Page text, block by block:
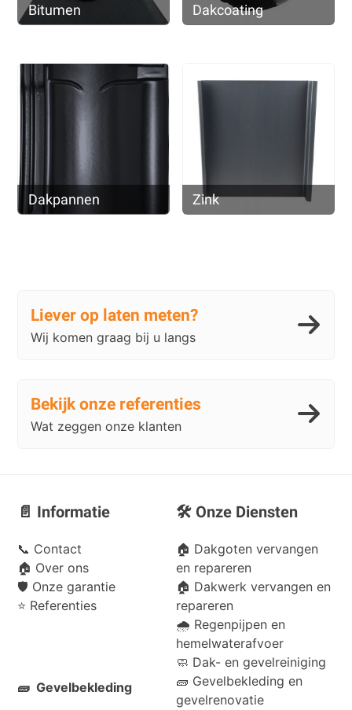
Bitumen Dakcoating
Dakpannen Zink
Liever op laten meten?
Wij komen graag bij u langs
Bekijk onze referenties
Wat zeggen onze klanten
📄 Informatie
📞 Contact
🏠 Over ons
🛡️ Onze garantie
⭐ Referenties
🧱 Gevelbekleding
🛠️ Onze Diensten
🏠 Dakgoten vervangen
en repareren
🏠 Dakwerk vervangen en
repareren
🌧️ Regenpijpen en
hemelwaterafvoer
🧼 Dak- en gevelreiniging
🧱 Gevelbekleding en
gevelrenovatie